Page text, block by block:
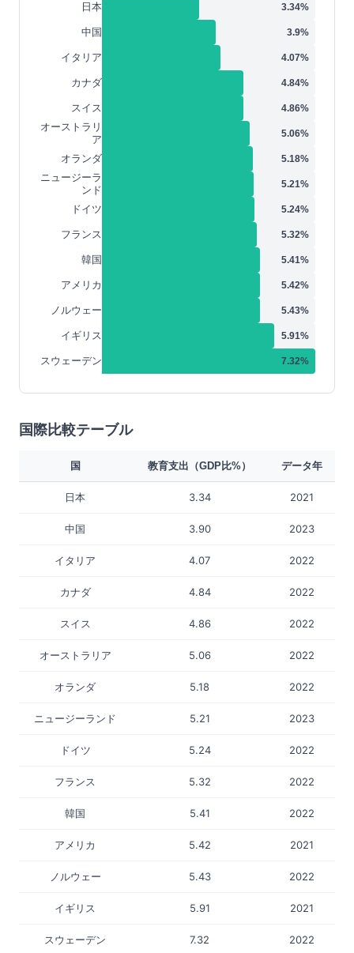
日本 3.34%
中国 3.9%
イタリア 4.07%
カナダ 4.84%
スイス 4.86%
オーストラリ
ア
5.06%
オランダ 5.18%
ニュージーラ
ンド
5.21%
ドイツ 5.24%
フランス 5.32%
韓国 5.41%
アメリカ 5.42%
ノルウェー 5.43%
イギリス 5.91%
スウェーデン 7.32%
国際比較テーブル
国 教育支出（GDP比%） データ年
日本 3.34 2021
中国 3.90 2023
イタリア 4.07 2022
カナダ 4.84 2022
スイス 4.86 2022
オーストラリア 5.06 2022
オランダ 5.18 2022
ニュージーランド 5.21 2023
ドイツ 5.24 2022
フランス 5.32 2022
韓国 5.41 2022
アメリカ 5.42 2021
ノルウェー 5.43 2022
イギリス 5.91 2021
スウェーデン 7.32 2022